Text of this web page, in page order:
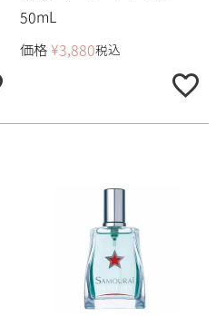
50mL
価格 ¥3,880税込